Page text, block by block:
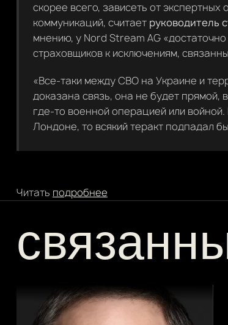
скорее всего, зависеть от
коммуникаций, считает руководитель
мнению, у Nord Stream AG
страховщиков к исключениям,
«Все-таки между СВО на Украине и
доказана связь, она не будет прямой,
где-то военной операцией или
Лондоне, то всякий теракт подпадал
Читать подробнее